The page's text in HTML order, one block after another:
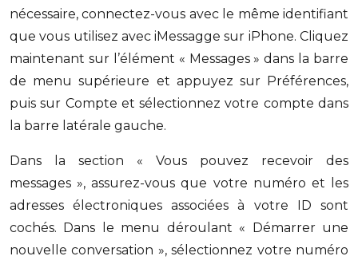
nécessaire, connectez-vous avec le même identifiant
que vous utilisez avec iMessagge sur iPhone. Cliquez
maintenant sur l’élément « Messages » dans la barre
de menu supérieure et appuyez sur Préférences,
puis sur Compte et sélectionnez votre compte dans
la barre latérale gauche.
Dans la section « Vous pouvez recevoir des
messages », assurez-vous que votre numéro et les
adresses électroniques associées à votre ID sont
cochés. Dans le menu déroulant « Démarrer une
nouvelle conversation », sélectionnez votre numéro